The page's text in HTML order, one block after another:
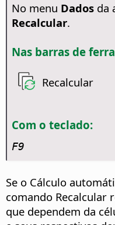
No menu Dadosda
Recalcular.
Nas barras de
Recalcular
Com o teclado:
F9
Se o Cálculo
comando Recalcular
que dependem da